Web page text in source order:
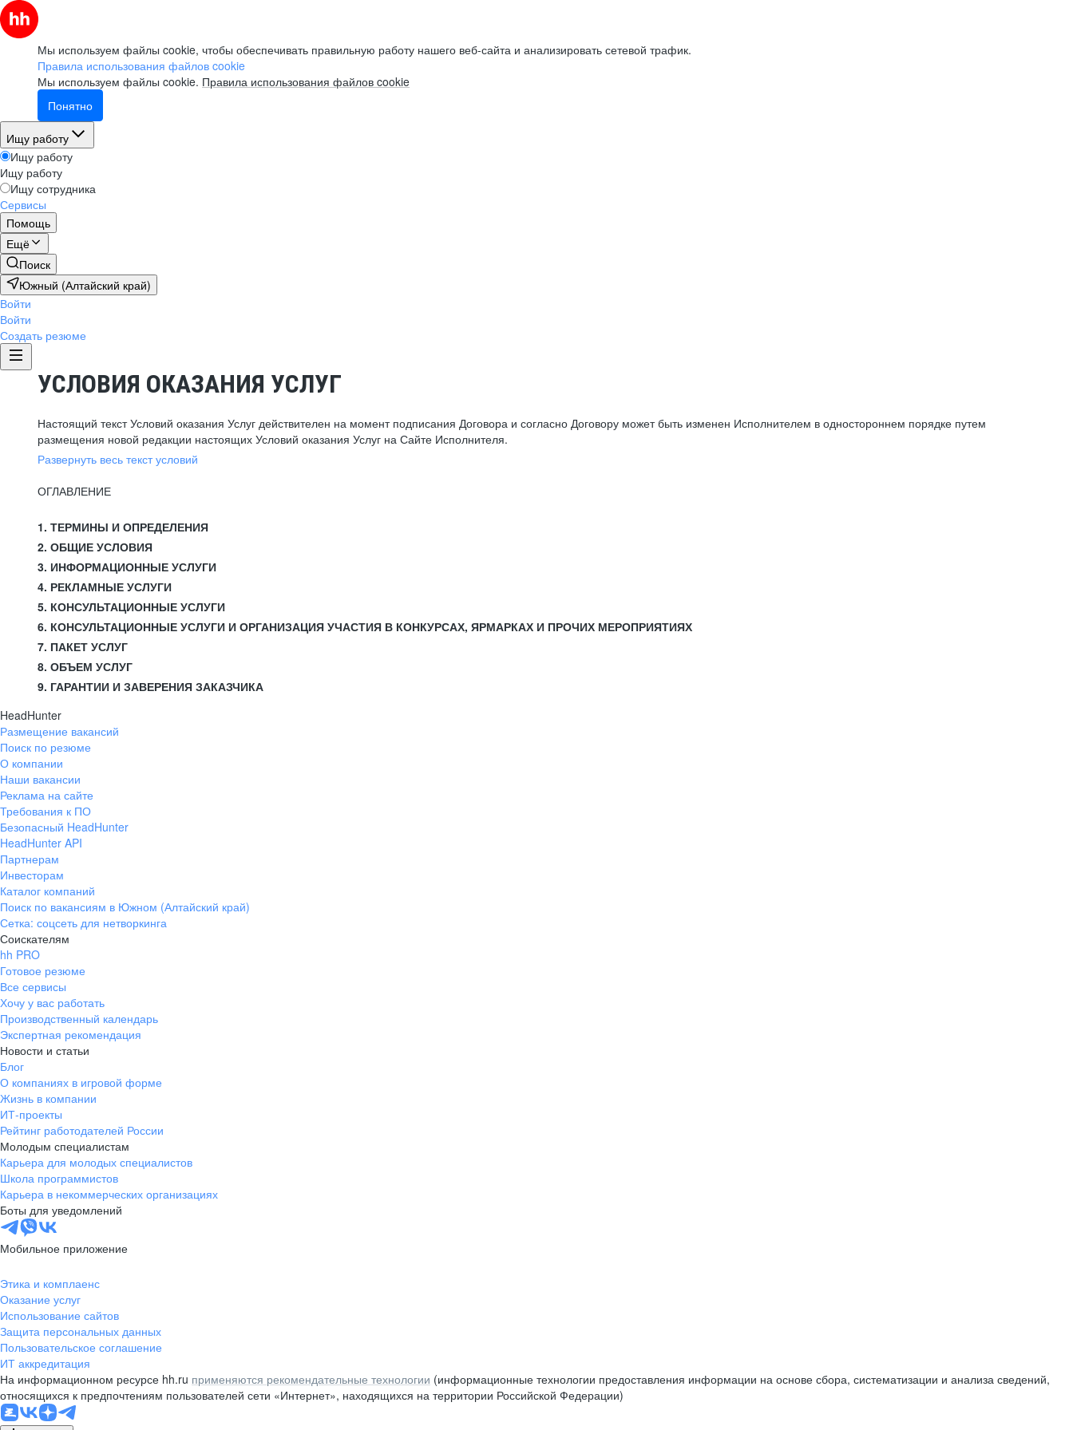
Мы используем файлы cookie, чтобы обеспечивать правильную работу нашего веб-сайта и анализировать сетевой трафик.
Правила использования файлов cookie
Мы используем файлы cookie. Правила использования файлов cookie
Понятно
Ищу работу
Ищу работу
Ищу работу
Ищу сотрудника
Сервисы
Помощь
Ещё
Поиск
Южный (Алтайский край)
Войти
Войти
Создать резюме
УСЛОВИЯ ОКАЗАНИЯ УСЛУГ
Настоящий текст Условий оказания Услуг действителен на момент подписания Договора и согласно Договору может быть изменен Исполнителем в одностороннем порядке путем
размещения новой редакции настоящих Условий оказания Услуг на Сайте Исполнителя.
Развернуть весь текст условий
ОГЛАВЛЕНИЕ
1. ТЕРМИНЫ И ОПРЕДЕЛЕНИЯ
2. ОБЩИЕ УСЛОВИЯ
3. ИНФОРМАЦИОННЫЕ УСЛУГИ
4. РЕКЛАМНЫЕ УСЛУГИ
5. КОНСУЛЬТАЦИОННЫЕ УСЛУГИ
6. КОНСУЛЬТАЦИОННЫЕ УСЛУГИ И ОРГАНИЗАЦИЯ УЧАСТИЯ В КОНКУРСАХ, ЯРМАРКАХ И ПРОЧИХ МЕРОПРИЯТИЯХ
7. ПАКЕТ УСЛУГ
8. ОБЪЕМ УСЛУГ
9. ГАРАНТИИ И ЗАВЕРЕНИЯ ЗАКАЗЧИКА
HeadHunter
Размещение вакансий
Поиск по резюме
О компании
Наши вакансии
Реклама на сайте
Требования к ПО
Безопасный HeadHunter
HeadHunter API
Партнерам
Инвесторам
Каталог компаний
Поиск по вакансиям в Южном (Алтайский край)
Сетка: соцсеть для нетворкинга
Соискателям
hh PRO
Готовое резюме
Все сервисы
Хочу у вас работать
Производственный календарь
Экспертная рекомендация
Новости и статьи
Блог
О компаниях в игровой форме
Жизнь в компании
ИТ-проекты
Рейтинг работодателей России
Молодым специалистам
Карьера для молодых специалистов
Школа программистов
Карьера в некоммерческих организациях
Боты для уведомлений
Мобильное приложение
Этика и комплаенс
Оказание услуг
Использование сайтов
Защита персональных данных
Пользовательское соглашение
ИТ аккредитация
На информационном ресурсе hh.ru применяются рекомендательные технологии (информационные технологии предоставления информации на основе сбора, систематизации и анализа сведений,
относящихся к предпочтениям пользователей сети «Интернет», находящихся на территории Российской Федерации)